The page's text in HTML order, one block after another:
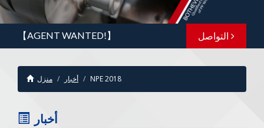
【AGENT WANTED!】
منزل أخبار NPE 2018
أخبار